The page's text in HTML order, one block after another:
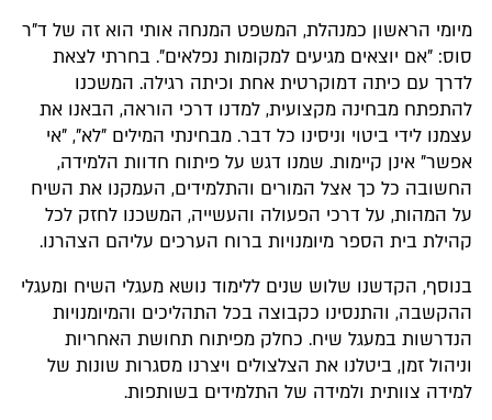
מיומי הראשון כמנהלת, המשפט המנחה אותי הוא זה של ד"ר
סוס: "אם יוצאים מגיעים למקומות נפלאים". בחרתי לצאת
לדרך עם כיתה דמוקרטית אחת וכיתה רגילה. המשכנו
להתפתח מבחינה מקצועית, למדנו דרכי הוראה, הבאנו את
עצמנו לידי ביטוי וניסינו כל דבר. מבחינתי המילים "לא", "אי
אפשר" אינן קיימות. שמנו דגש על פיתוח חדוות הלמידה,
החשובה כל כך אצל המורים והתלמידים, העמקנו את השיח
על המהות, על דרכי הפעולה והעשייה, המשכנו לחזק לכל
קהילת בית הספר מיומנויות ברוח הערכים עליהם הצהרנו.
בנוסף, הקדשנו שלוש שנים ללימוד נושא מעגלי השיח ומעגלי
ההקשבה, והתנסינו כקבוצה בכל התהליכים והמיומנויות
הנדרשות במעגל שיח. כחלק מפיתוח תחושת האחריות
וניהול זמן, ביטלנו את הצלצולים ויצרנו מסגרות שונות של
למידה צוותית ולמידה של התלמידים בשותפות.